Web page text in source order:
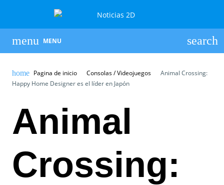
MENU
Pagina de inicio Consolas / Videojuegos
Animal Crossing:
Happy Home Designer es el líder en Japón
Animal
Crossing: